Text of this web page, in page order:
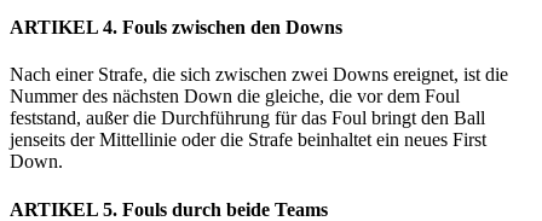
ARTIKEL 4. Fouls zwischen den Downs
Nach einer Strafe, die sich zwischen zwei Downs ereignet, ist die
Nummer des nächsten Down die gleiche, die vor dem Foul
feststand, außer die Durchführung für das Foul bringt den Ball
jenseits der Mittellinie oder die Strafe beinhaltet ein neues First
Down.
ARTIKEL 5. Fouls durch beide Teams